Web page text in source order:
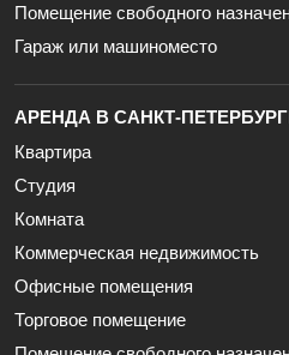
Помещение свободного
Гараж или машиноместо
АРЕНДА В САНКТ-
Квартира
Студия
Комната
Коммерческая недвижимость
Офисные помещения
Торговое помещение